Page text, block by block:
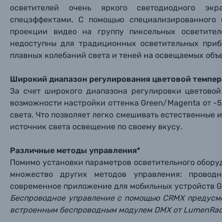
Тема
Ваш
Тема
Ваш
Вспышки для фотоаппаратов
Аксессуары для фото и видеокамер
Электроника
Материалы
Осветительное оборудование
Фоторамки
Фотоальбомы
Заказ
Вами с
осветителей очень яркого светодиодного
спецэффектами. С помощью специализированного
проекции видео на группу пиксельных
недоступны для традиционных осветительных
плавных колебаний света и теней на освещаемых
Широкий диапазон регулирования цветовой
За счет широкого диапазона регулировки
возможности настройки оттенка Green/Magenta от -
света. Что позволяет легко смешивать
источник света освещение по своему вкусу.
Различные методы управления*
Помимо установки параметров осветительного
множество других методов управления:
современное приложение для мобильных устройств
Беспроводное управление с помощью CRMX
встроенным беспроводным модулем DMX от
Тема
Ваш